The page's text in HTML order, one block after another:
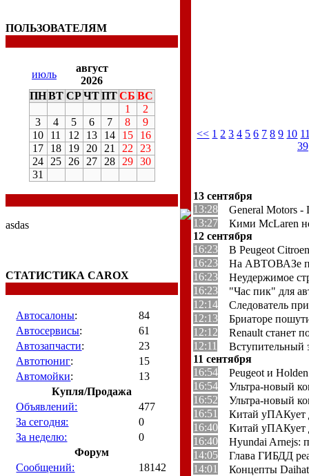
ПОЛЬЗОВАТЕЛЯМ
июль
август
2026
ПНВТ СР ЧТ ПТ СБ ВС
1
2
3
4 5 6 7 8
9
10
11 12 13 14 15
16
17
18 19 20 21 22
23
24
25 26 27 28 29 30
31
asdas
СТАТИСТИКА CAROX
Автосалоны:
84
Автосервисы:
61
Автозапчасти:
23
Автотюниг:
15
Автомойки:
13
Купля/Продажа
Объявлений:
477
За сегодня:
0
За неделю:
0
Форум
Сообщений:
18142
<< 1 2 3 4 5 6 7 8 9 10
39
13 сентября
13:28
General Motors
13:27
Кими McLaren
12 сентября
16:23
В Peugeot
16:23
На АВТОВАЗе
16:23
Неудержимое
16:23
"Час пик" для
12:14
Следователь
12:13
Бриаторе
12:12
Renault станет
12:11
Вступительный
11 сентября
16:54
Peugeot и
16:54
Ультра-новый
16:52
Ультра-новый
16:51
Китай уПАКует
16:40
Китай уПАКует
16:40
Hyundai Arnejs:
14:05
Глава ГИБДД
14:01
Концепты